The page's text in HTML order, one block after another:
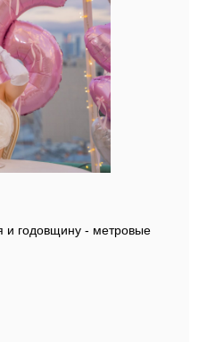
и годовщину - метровые